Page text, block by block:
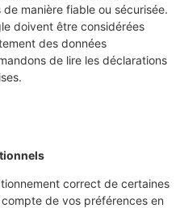
manière fiable ou sécurisée.
doivent être considérées
des données
de lire les déclarations
correct de certaines
de vos préférences en